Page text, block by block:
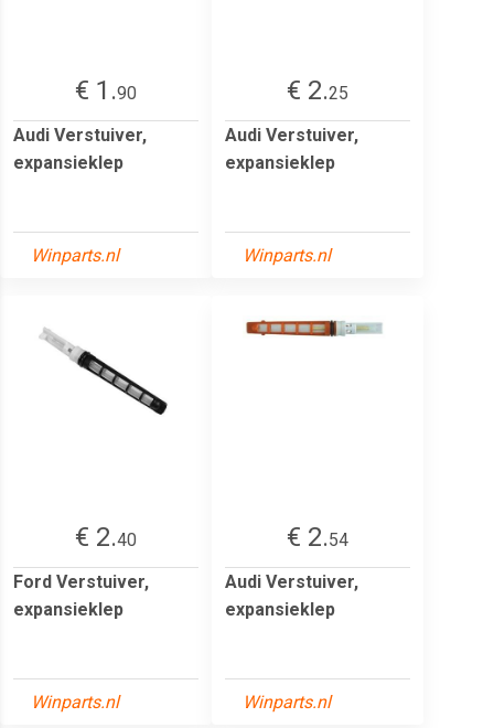
€ 1.90
Audi Verstuiver,
expansieklep
Winparts.nl
€ 2.25
Audi Verstuiver,
expansieklep
Winparts.nl
€ 2.40
Ford Verstuiver,
expansieklep
Winparts.nl
€ 2.54
Audi Verstuiver,
expansieklep
Winparts.nl